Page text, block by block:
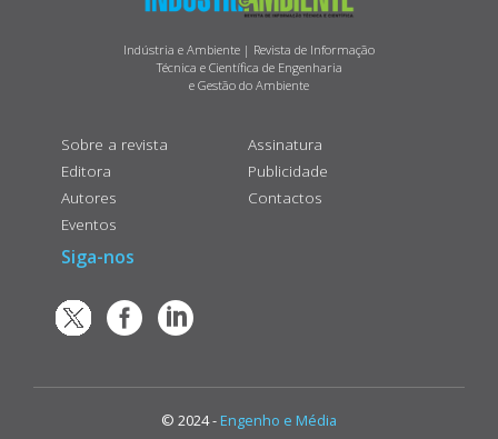
Indústria e Ambiente | Revista de Informação
Técnica e Científica de Engenharia
e Gestão do Ambiente
Sobre a revista
Editora
Autores
Eventos
Assinatura
Publicidade
Contactos
Siga-nos
© 2024 - Engenho e Média